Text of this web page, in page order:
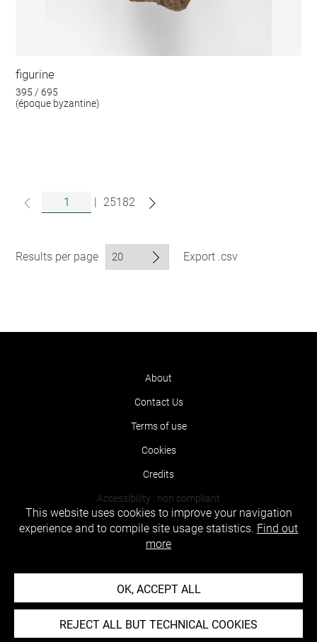
figurine
395 / 695
(époque byzantine)
| 25182
Results per page Export .csv
About
Contact Us
Terms of use
Cookies
Credits
Accessibility : non compliant
This website uses cookies to improve your navigation
experience and to compile site usage statistics. Find out
more
OK, ACCEPT ALL
REJECT ALL BUT TECHNICAL COOKIES